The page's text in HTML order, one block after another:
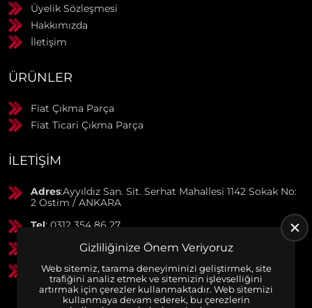
Üyelik Sözleşmesi
Hakkımızda
İletişim
ÜRÜNLER
Fiat Çıkma Parça
Fiat Ticari Çıkma Parça
İLETIŞIM
Adres:Ayyıldız San. Sit. Serhat Mahallesi 1142 Sokak No:
2 Ostim / ANKARA
Tel: 0312 354 86 27
: 0506 369 50 55
GSM: 0553 790 38 01
Gizliliğinize Önem Veriyoruz
Web sitemiz, tarama deneyiminizi geliştirmek, site
trafiğini analiz etmek ve sitemizin işlevselliğini
artırmak için çerezler kullanmaktadır. Web sitemizi
kullanmaya devam ederek, bu çerezlerin